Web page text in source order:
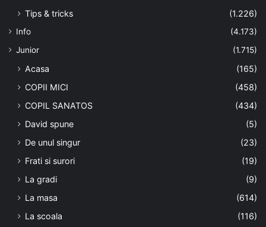
Tips & tricks
(1.226)
Info
(4.173)
Junior
(1.715)
Acasa
(165)
COPII MICI
(458)
COPIL SANATOS
(434)
David spune
(5)
De unul singur
(23)
Frati si surori
(19)
La gradi
(9)
La masa
(614)
La scoala
(116)